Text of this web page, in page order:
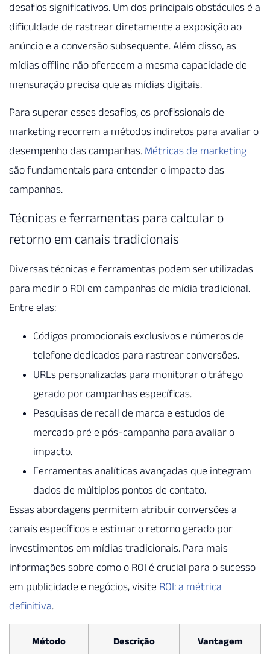
desafios significativos. Um dos principais obstáculos é a
dificuldade de rastrear diretamente a exposição ao
anúncio e a conversão subsequente. Além disso, as
mídias offline não oferecem a mesma capacidade de
mensuração precisa que as mídias digitais.
Para superar esses desafios, os profissionais de
marketing recorrem a métodos indiretos para avaliar o
desempenho das campanhas. Métricas de marketing
são fundamentais para entender o impacto das
campanhas.
Técnicas e ferramentas para calcular o
retorno em canais tradicionais
Diversas técnicas e ferramentas podem ser utilizadas
para medir o ROI em campanhas de mídia tradicional.
Entre elas:
Códigos promocionais exclusivos e números de
telefone dedicados para rastrear conversões.
URLs personalizadas para monitorar o tráfego
gerado por campanhas específicas.
Pesquisas de recall de marca e estudos de
mercado pré e pós-campanha para avaliar o
impacto.
Ferramentas analíticas avançadas que integram
dados de múltiplos pontos de contato.
Essas abordagens permitem atribuir conversões a
canais específicos e estimar o retorno gerado por
investimentos em mídias tradicionais. Para mais
informações sobre como o ROI é crucial para o sucesso
em publicidade e negócios, visite ROI: a métrica
definitiva.
Método Descrição Vantagem